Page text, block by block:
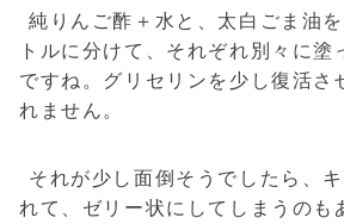
純りんご酢＋水と、太白ごま油
トルに分けて、それぞれ別々に塗
ですね。グリセリンを少し復活さ
れません。
それが少し面倒そうでしたら、
れて、ゼリー状にしてしまうのも